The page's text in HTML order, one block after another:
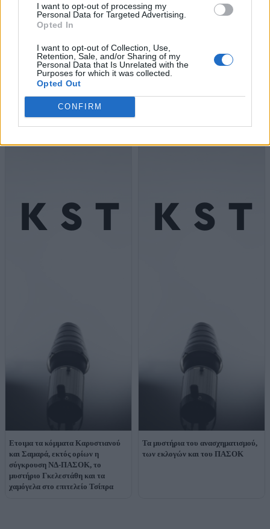
I want to opt-out of processing my
Personal Data for Targeted Advertising.
Opted In
I want to opt-out of Collection, Use,
Retention, Sale, and/or Sharing of my
Personal Data that Is Unrelated with the
Purposes for which it was collected.
Opted Out
CONFIRM
Η αυτανάφλεξη στο ΠΑΣΟΚ, ο
αρχηγός Πολάκης και ο
μυστηριώδης Καραμανλής
Μεταφορών και Θεοδωρικάκος για
Ετοιμα τα κόμματα Καρυστιανού
και Σαμαρά, εκτός ορίων η
σύγκρουση ΝΔ-ΠΑΣΟΚ, το
μυστήριο Γκελεστάθη και τα
χαμόγελα στο επιτελείο Τσίπρα
Τα μυστήρια του ανασχηματισμού,
των εκλογών και του ΠΑΣΟΚ